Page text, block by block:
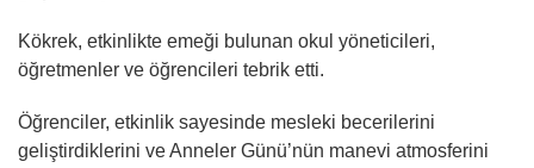
Kökrek, etkinlikte emeği bulunan okul yöneticileri,
öğretmenler ve öğrencileri tebrik etti.
Öğrenciler, etkinlik sayesinde mesleki becerilerini
geliştirdiklerini ve Anneler Günü’nün manevi atmosferini